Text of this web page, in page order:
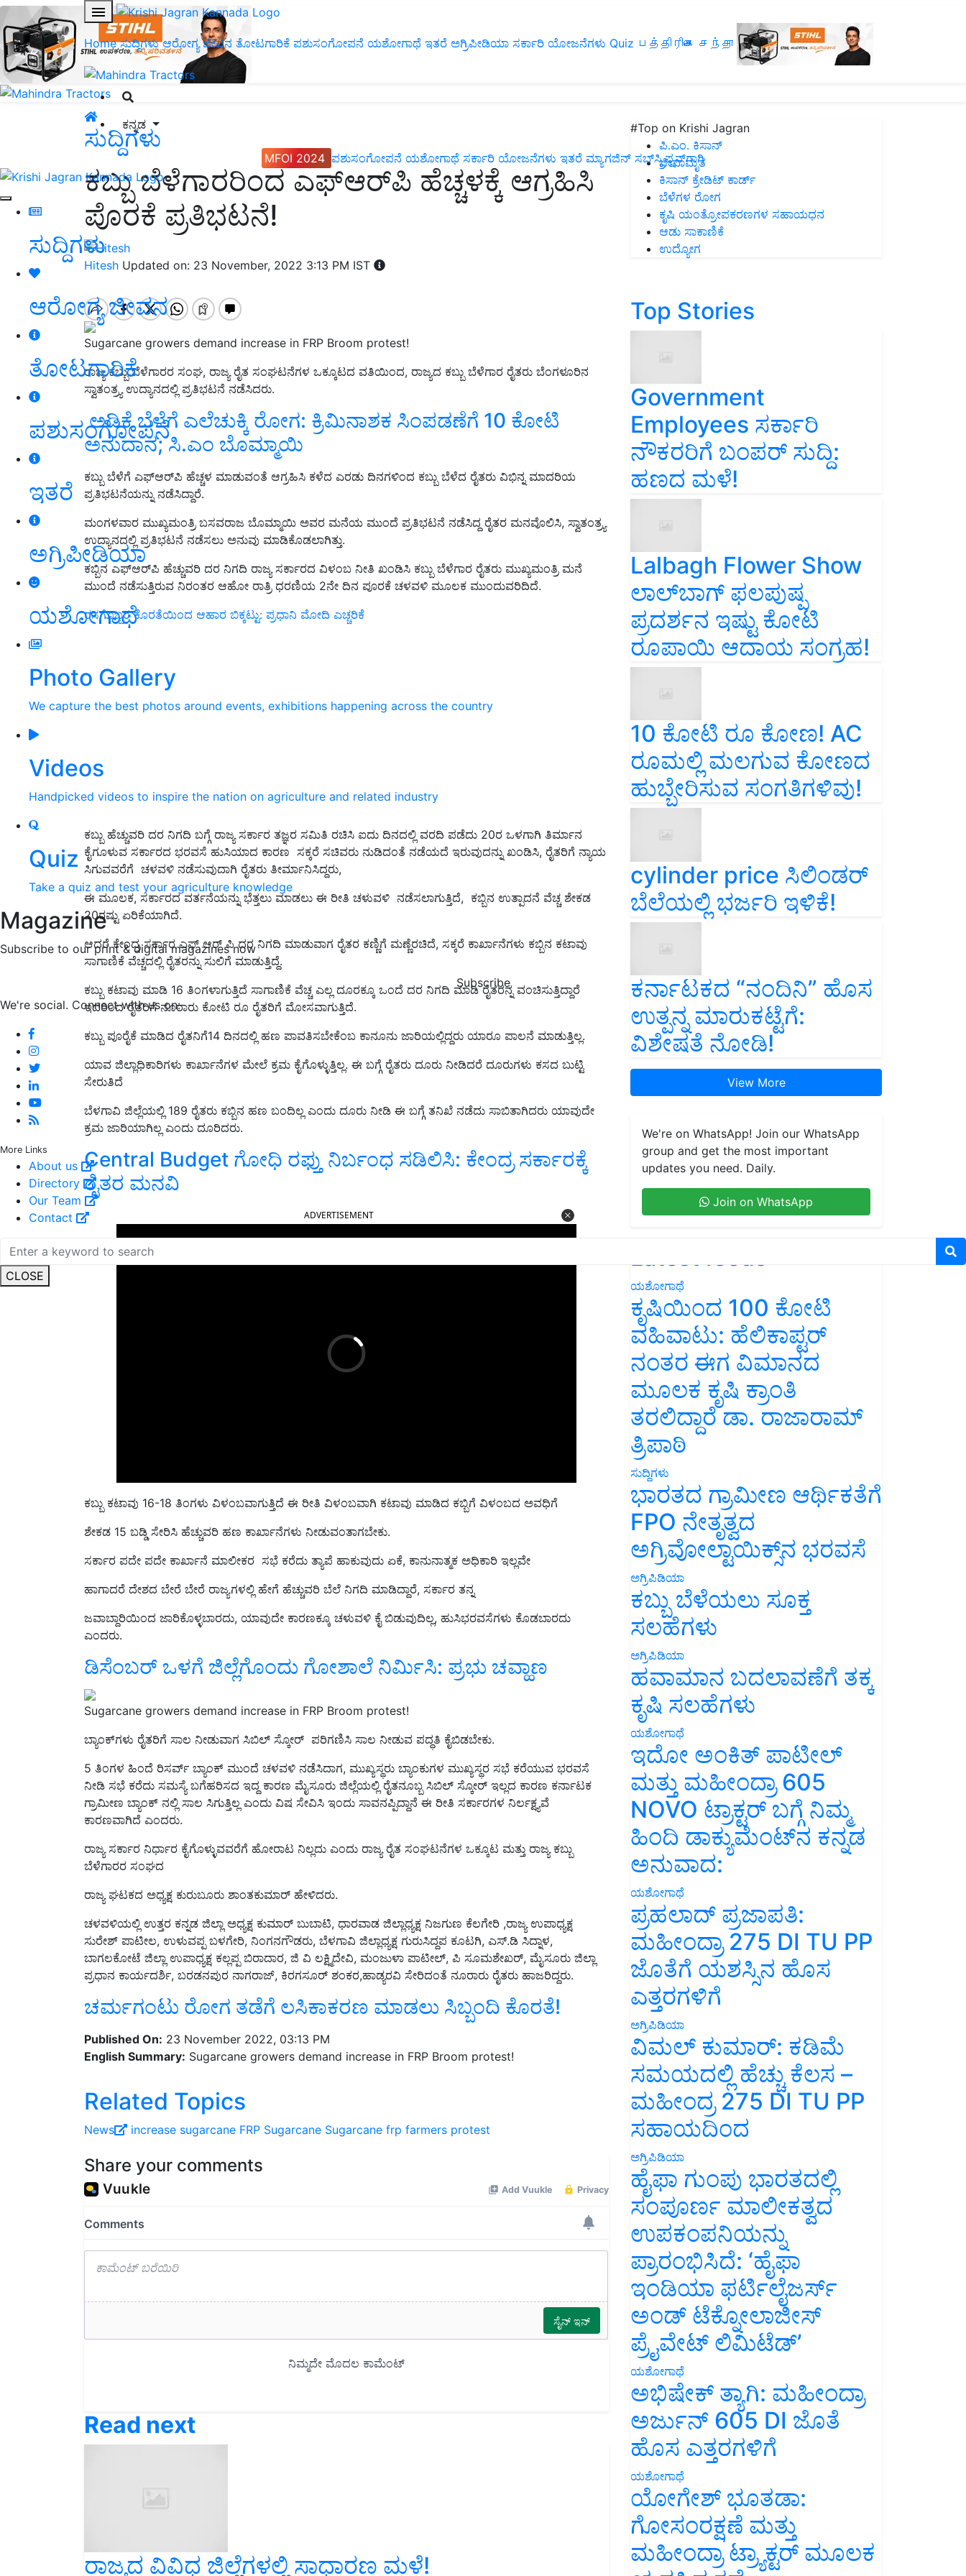
Home ಸುದ್ದಿಗಳು ಆರೋಗ್ಯ ಜೀವನ ತೋಟಗಾರಿಕೆ ಪಶುಸಂಗೋಪನೆ ಯಶೋಗಾಥೆ ಇತರೆ ಅಗ್ರಿಪೀಡಿಯಾ ಸರ್ಕಾರಿ ಯೋಜನೆಗಳು Quiz பத்திரிகை சந்தா
ಕನ್ನಡ
MFOI 2024 ಪಶುಸಂಗೋಪನೆ ಯಶೋಗಾಥೆ ಸರ್ಕಾರಿ ಯೋಜನೆಗಳು ಇತರೆ ಮ್ಯಾಗಜಿನ್‌ ಸಬ್‌ಸ್ಕ್ರಿಪ್ಷನ್‌ಗಾಗಿ
ಸುದ್ದಿಗಳು
ಆರೋಗ್ಯ ಜೀವನ
ತೋಟಗಾರಿಕೆ
ಪಶುಸಂಗೋಪನೆ
ಇತರೆ
ಅಗ್ರಿಪೀಡಿಯಾ
ಯಶೋಗಾಥೆ
Photo Gallery
We capture the best photos around events, exhibitions happening across the country
Videos
Handpicked videos to inspire the nation on agriculture and related industry
Quiz
Take a quiz and test your agriculture knowledge
Magazine
Subscribe to our print & digital magazines now
Subscribe
We're social. Connect with us on:
More Links
About us
Directory
Our Team
Contact
CLOSE
ಸುದ್ದಿಗಳು
ಕಬ್ಬು ಬೆಳೆಗಾರರಿಂದ ಎಫ್‌ಆರ್‌ಪಿ ಹೆಚ್ಚಳಕ್ಕೆ ಆಗ್ರಹಿಸಿ
ಪೊರಕೆ ಪ್ರತಿಭಟನೆ!
Hitesh Updated on: 23 November, 2022 3:13 PM IST
Sugarcane growers demand increase in FRP Broom protest!
ರಾಜ್ಯ ಕಬ್ಬು ಬೆಳೆಗಾರರ ಸಂಘ, ರಾಜ್ಯ ರೈತ ಸಂಘಟನೆಗಳ ಒಕ್ಕೂಟದ ವತಿಯಿಂದ, ರಾಜ್ಯದ ಕಬ್ಬು ಬೆಳೆಗಾರ ರೈತರು ಬೆಂಗಳೂರಿನ
ಸ್ವಾತಂತ್ರ್ಯ ಉದ್ಯಾನದಲ್ಲಿ ಪ್ರತಿಭಟನೆ ನಡೆಸಿದರು.
ಅಡಿಕೆ ಬೆಳೆಗೆ ಎಲೆಚುಕ್ಕಿ ರೋಗ: ಕ್ರಿಮಿನಾಶಕ ಸಿಂಪಡಣೆಗೆ 10 ಕೋಟಿ
ಅನುದಾನ; ಸಿ.ಎಂ ಬೊಮ್ಮಾಯಿ
ಕಬ್ಬು ಬೆಳೆಗೆ ಎಫ್‌ಆರ್‌ಪಿ ಹೆಚ್ಚಳ ಮಾಡುವಂತೆ ಆಗ್ರಹಿಸಿ ಕಳೆದ ಎರಡು ದಿನಗಳಿಂದ ಕಬ್ಬು ಬೆಳೆದ ರೈತರು ವಿಭಿನ್ನ ಮಾದರಿಯ
ಪ್ರತಿಭಟನೆಯನ್ನು ನಡೆಸಿದ್ದಾರೆ.
ಮಂಗಳವಾರ ಮುಖ್ಯಮಂತ್ರಿ ಬಸವರಾಜ ಬೊಮ್ಮಾಯಿ ಅವರ ಮನೆಯ ಮುಂದೆ ಪ್ರತಿಭಟನೆ ನಡೆಸಿದ್ದ ರೈತರ ಮನವೊಲಿಸಿ, ಸ್ವಾತಂತ್ರ್ಯ
ಉದ್ಯಾನದಲ್ಲಿ ಪ್ರತಿಭಟನೆ ನಡೆಸಲು ಅನುವು ಮಾಡಿಕೊಡಲಾಗಿತ್ತು.
ಕಬ್ಬಿನ ಎಫ್‌ಆರ್‌ಪಿ ಹೆಚ್ಚುವರಿ ದರ ನಿಗದಿ ರಾಜ್ಯ ಸರ್ಕಾರದ ವಿಳಂಬ ನೀತಿ ಖಂಡಿಸಿ ಕಬ್ಬು ಬೆಳೆಗಾರ ರೈತರು ಮುಖ್ಯಮಂತ್ರಿ ಮನೆ
ಮುಂದೆ ನಡೆಸುತ್ತಿರುವ ನಿರಂತರ ಆಹೋ ರಾತ್ರಿ ಧರಣಿಯ 2ನೇ ದಿನ ಪೂರಕೆ ಚಳವಳಿ ಮೂಲಕ ಮುಂದುವರಿದಿದೆ.
ರಸಗೊಬ್ಬರ ಕೊರತೆಯಿಂದ ಆಹಾರ ಬಿಕ್ಕಟ್ಟು: ಪ್ರಧಾನಿ ಮೋದಿ ಎಚ್ಚರಿಕೆ
ಕಬ್ಬು ಹೆಚ್ಚುವರಿ ದರ ನಿಗದಿ ಬಗ್ಗೆ ರಾಜ್ಯ ಸರ್ಕಾರ ತಜ್ಞರ ಸಮಿತಿ ರಚಿಸಿ ಐದು ದಿನದಲ್ಲಿ ವರದಿ ಪಡೆದು 20ರ ಒಳಗಾಗಿ ತಿರ್ಮಾನ
ಕೈಗೂಳುವ ಸರ್ಕಾರದ ಭರವಸೆ ಹುಸಿಯಾದ ಕಾರಣ ಸಕ್ಕರೆ ಸಚಿವರು ನುಡಿದಂತೆ ನಡೆಯದೆ ಇರುವುದನ್ನು ಖಂಡಿಸಿ, ರೈತರಿಗೆ ನ್ಯಾಯ
ಸಿಗುವವರೆಗೆ ಚಳವಳಿ ನಡೆಸುವುದಾಗಿ ರೈತರು ತೀರ್ಮಾನಿಸಿದ್ದರು,
ಈ ಮೂಲಕ, ಸರ್ಕಾರದ ವರ್ತನೆಯನ್ನು ಭೆತ್ತಲು ಮಾಡಲು ಈ ರೀತಿ ಚಳುವಳಿ ನಡೆಸಲಾಗುತ್ತಿದೆ, ಕಬ್ಬಿನ ಉತ್ಪಾದನೆ ವೆಚ್ಚ ಶೇಕಡ
20ರಷ್ಟು ಏರಿಕೆಯಾಗಿದೆ.
ಆದರೆ ಕೇಂದ್ರ ಸರ್ಕಾರ ಎಫ್ ಆರ್ ಪಿ ದರ ನಿಗದಿ ಮಾಡುವಾಗ ರೈತರ ಕಣ್ಣಿಗೆ ಮಣ್ಣೆರಚಿದೆ, ಸಕ್ಕರೆ ಕಾರ್ಖಾನೆಗಳು ಕಬ್ಬಿನ ಕಟಾವು
ಸಾಗಾಣಿಕೆ ವೆಚ್ಚದಲ್ಲಿ ರೈತರನ್ನು ಸುಲಿಗೆ ಮಾಡುತ್ತಿದ್ದೆ.
ಕಬ್ಬು ಕಟಾವು ಮಾಡಿ 16 ತಿಂಗಳಾಗುತ್ತಿದೆ ಸಾಗಾಣಿಕೆ ವೆಚ್ಚ ಎಲ್ಲ ದೂರಕ್ಕೂ ಒಂದೆ ದರ ನಿಗದಿ ಮಾಡಿ ರೈತರನ್ನ ವಂಚಿಸುತ್ತಿದ್ದಾರೆ
ಇದರಿಂದ ರೈತರಿಗೆ ನೂರಾರು ಕೋಟಿ ರೂ ರೈತರಿಗೆ ಮೋಸವಾಗುತ್ತಿದೆ.
ಕಬ್ಬು ಪೂರೈಕೆ ಮಾಡಿದ ರೈತನಿಗೆ14 ದಿನದಲ್ಲಿ ಹಣ ಪಾವತಿಸಬೇಕೆಂಬ ಕಾನೂನು ಜಾರಿಯಲ್ಲಿದ್ದರು ಯಾರೂ ಪಾಲನೆ ಮಾಡುತ್ತಿಲ್ಲ.
ಯಾವ ಜಿಲ್ಲಾಧಿಕಾರಿಗಳು ಕಾರ್ಖಾನೆಗಳ ಮೇಲೆ ಕ್ರಮ ಕೈಗೊಳ್ಳುತ್ತಿಲ್ಲ. ಈ ಬಗ್ಗೆ ರೈತರು ದೂರು ನೀಡಿದರೆ ದೂರುಗಳು ಕಸದ ಬುಟ್ಟಿ
ಸೇರುತಿದೆ
ಬೆಳಗಾವಿ ಜಿಲ್ಲೆಯಲ್ಲಿ 189 ರೈತರು ಕಬ್ಬಿನ ಹಣ ಬಂದಿಲ್ಲ ಎಂದು ದೂರು ನೀಡಿ ಈ ಬಗ್ಗೆ ತನಿಖೆ ನಡೆದು ಸಾಬಿತಾಗಿದರು ಯಾವುದೇ
ಕ್ರಮ ಜಾರಿಯಾಗಿಲ್ಲ ಎಂದು ದೂರಿದರು.
Central Budget ಗೋಧಿ ರಫ್ತು ನಿರ್ಬಂಧ ಸಡಿಲಿಸಿ: ಕೇಂದ್ರ ಸರ್ಕಾರಕ್ಕೆ
ರೈತರ ಮನವಿ
ADVERTISEMENT
ಕಬ್ಬು ಕಟಾವು 16-18 ತಿಂಗಳು ವಿಳಂಬವಾಗುತ್ತಿದೆ ಈ ರೀತಿ ವಿಳಂಬವಾಗಿ ಕಟಾವು ಮಾಡಿದ ಕಬ್ಬಿಗೆ ವಿಳಂಬದ ಅವಧಿಗೆ
ಶೇಕಡ 15 ಬಡ್ಡಿ ಸೇರಿಸಿ ಹೆಚ್ಚುವರಿ ಹಣ ಕಾರ್ಖಾನೆಗಳು ನೀಡುವಂತಾಗಬೇಕು.
ಸರ್ಕಾರ ಪದೇ ಪದೇ ಕಾರ್ಖಾನೆ ಮಾಲೀಕರ ಸಭೆ ಕರೆದು ತ್ಯಾಪೆ ಹಾಕುವುದು ಏಕೆ, ಕಾನುನಾತ್ಮಕ ಅಧಿಕಾರಿ ಇಲ್ಲವೇ
ಹಾಗಾದರೆ ದೇಶದ ಬೇರೆ ಬೇರೆ ರಾಜ್ಯಗಳಲ್ಲಿ ಹೇಗೆ ಹೆಚ್ಚುವರಿ ಬೆಲೆ ನಿಗದಿ ಮಾಡಿದ್ದಾರೆ, ಸರ್ಕಾರ ತನ್ನ
ಜವಾಬ್ದಾರಿಯಿಂದ ಜಾರಿಕೊಳ್ಳಬಾರದು, ಯಾವುದೇ ಕಾರಣಕ್ಕೂ ಚಳುವಳಿ ಕೈ ಬಿಡುವುದಿಲ್ಲ, ಹುಸಿಭರವಸೆಗಳು ಕೊಡಬಾರದು
ಎಂದರು.
ಡಿಸೆಂಬರ್‌ ಒಳಗೆ ಜಿಲ್ಲೆಗೊಂದು ಗೋಶಾಲೆ ನಿರ್ಮಿಸಿ: ಪ್ರಭು ಚವ್ಹಾಣ
Sugarcane growers demand increase in FRP Broom protest!
ಬ್ಯಾಂಕ್‌ಗಳು ರೈತರಿಗೆ ಸಾಲ ನೀಡುವಾಗ ಸಿಬಿಲ್ ಸ್ಕೋರ್ ಪರಿಗಣಿಸಿ ಸಾಲ ನೀಡುವ ಪದ್ಧತಿ ಕೈಬಿಡಬೇಕು.
5 ತಿಂಗಳ ಹಿಂದೆ ರಿಸರ್ವ್ ಬ್ಯಾಂಕ್ ಮುಂದೆ ಚಳವಳಿ ನಡೆಸಿದಾಗ, ಮುಖ್ಯಸ್ಥರು ಬ್ಯಾಂಕುಗಳ ಮುಖ್ಯಸ್ಥರ ಸಭೆ ಕರೆಯುವ ಭರವಸೆ
ನೀಡಿ ಸಭೆ ಕರೆದು ಸಮಸ್ಯೆ ಬಗೆಹರಿಸದ ಇದ್ದ ಕಾರಣ ಮೈಸೂರು ಜಿಲ್ಲೆಯಲ್ಲಿ ರೈತನೂಬ್ಬ ಸಿಬಿಲ್ ಸ್ಕೋರ್ ಇಲ್ಲದ ಕಾರಣ ಕರ್ನಾಟಕ
ಗ್ರಾಮೀಣ ಬ್ಯಾಂಕ್ ನಲ್ಲಿ ಸಾಲ ಸಿಗುತ್ತಿಲ್ಲ ಎಂದು ವಿಷ ಸೇವಿಸಿ ಇಂದು ಸಾವನಪ್ಪಿದ್ದಾನೆ ಈ ರೀತಿ ಸರ್ಕಾರಗಳ ನಿರ್ಲಕ್ಷ್ಯವೆ
ಕಾರಣವಾಗಿದೆ ಎಂದರು.
ರಾಜ್ಯ ಸರ್ಕಾರ ನಿರ್ಧಾರ ಕೈಗೊಳ್ಳುವವರೆಗೆ ಹೋರಾಟ ನಿಲ್ಲದು ಎಂದು ರಾಜ್ಯ ರೈತ ಸಂಘಟನೆಗಳ ಒಕ್ಕೂಟ ಮತ್ತು ರಾಜ್ಯ ಕಬ್ಬು
ಬೆಳೆಗಾರರ ಸಂಘದ
ರಾಜ್ಯ ಘಟಕದ ಅಧ್ಯಕ್ಷ ಕುರುಬೂರು ಶಾಂತಕುಮಾರ್ ಹೇಳಿದರು.
ಚಳವಳಿಯಲ್ಲಿ ಉತ್ತರ ಕನ್ನಡ ಜಿಲ್ಲಾ ಅಧ್ಯಕ್ಷ ಕುಮಾರ್ ಬುಬಾಟಿ, ಧಾರವಾಡ ಜಿಲ್ಲಾಧ್ಯಕ್ಷ ನಿಜಗುಣ ಕೆಲಗೇರಿ ,ರಾಜ್ಯ ಉಪಾಧ್ಯಕ್ಷ
ಸುರೇಶ್ ಪಾಟೀಲ, ಉಳುವಪ್ಪ ಬಳಗೇರಿ, ನಿಂಗನಗೌಡರು, ಬೆಳಗಾವಿ ಜಿಲ್ಲಾಧ್ಯಕ್ಷ ಗುರುಸಿದ್ದಪ ಕೂಟಗಿ, ಎಸ್.ಡಿ ಸಿದ್ನಾಳ,
ಬಾಗಲಕೋಟೆ ಜಿಲ್ಲಾ ಉಪಾಧ್ಯಕ್ಷ ಕಲ್ಲಪ್ಪ ಬಿರಾದಾರ, ಜಿ ವಿ ಲಕ್ಷ್ಮಿದೇವಿ, ಮಂಜುಳಾ ಪಾಟೀಲ್, ಪಿ ಸೂಮಶೇಖರ್, ಮೈಸೂರು ಜಿಲ್ಲಾ
ಪ್ರಧಾನ ಕಾರ್ಯದರ್ಶಿ, ಬರಡನಪುರ ನಾಗರಾಜ್, ಕಿರಗಸೂರ್ ಶಂಕರ,ಹಾಡ್ಯರವಿ ಸೇರಿದಂತೆ ನೂರಾರು ರೈತರು ಹಾಜರಿದ್ದರು.
ಚರ್ಮಗಂಟು ರೋಗ ತಡೆಗೆ ಲಸಿಕಾಕರಣ ಮಾಡಲು ಸಿಬ್ಬಂದಿ ಕೊರತೆ!
Published On: 23 November 2022, 03:13 PM
English Summary: Sugarcane growers demand increase in FRP Broom protest!
Related Topics
News increase sugarcane FRP Sugarcane Sugarcane frp farmers protest
Share your comments
Read next
ರಾಜ್ಯದ ವಿವಿಧ ಜಿಲ್ಲೆಗಳಲ್ಲಿ ಸಾಧಾರಣ ಮಳೆ!
#Top on Krishi Jagran
ಪಿ.ಎಂ. ಕಿಸಾನ್
ಜೀವಾಮೃತ
ಕಿಸಾನ್ ಕ್ರೇಡಿಟ್ ಕಾರ್ಡ್
ಬೆಳೆಗಳ ರೋಗ
ಕೃಷಿ ಯಂತ್ರೋಪಕರಣಗಳ ಸಹಾಯಧನ
ಆಡು ಸಾಕಾಣಿಕೆ
ಉದ್ಯೋಗ
Top Stories
Government
Employees ಸರ್ಕಾರಿ
ನೌಕರರಿಗೆ ಬಂಪರ್‌ ಸುದ್ದಿ:
ಹಣದ ಮಳೆ!
Lalbagh Flower Show
ಲಾಲ್‌ಬಾಗ್ ಫಲಪುಷ್ಪ
ಪ್ರದರ್ಶನ ಇಷ್ಟು ಕೋಟಿ
ರೂಪಾಯಿ ಆದಾಯ ಸಂಗ್ರಹ!
10 ಕೋಟಿ ರೂ ಕೋಣ! AC
ರೂಮಲ್ಲಿ ಮಲಗುವ ಕೋಣದ
ಹುಬ್ಬೇರಿಸುವ ಸಂಗತಿಗಳಿವು!
cylinder price ಸಿಲಿಂಡರ್‌
ಬೆಲೆಯಲ್ಲಿ ಭರ್ಜರಿ ಇಳಿಕೆ!
ಕರ್ನಾಟಕದ “ನಂದಿನಿ” ಹೊಸ
ಉತ್ಪನ್ನ ಮಾರುಕಟ್ಟೆಗೆ:
ವಿಶೇಷತೆ ನೋಡಿ!
View More
We're on WhatsApp! Join our WhatsApp
group and get the most important
updates you need. Daily.
Join on WhatsApp
Latest feeds
ಯಶೋಗಾಥೆ
ಕೃಷಿಯಿಂದ 100 ಕೋಟಿ
ವಹಿವಾಟು: ಹೆಲಿಕಾಪ್ಟರ್
ನಂತರ ಈಗ ವಿಮಾನದ
ಮೂಲಕ ಕೃಷಿ ಕ್ರಾಂತಿ
ತರಲಿದ್ದಾರೆ ಡಾ. ರಾಜಾರಾಮ್
ತ್ರಿಪಾಠಿ
ಸುದ್ದಿಗಳು
ಭಾರತದ ಗ್ರಾಮೀಣ ಆರ್ಥಿಕತೆಗೆ
FPO ನೇತೃತ್ವದ
ಅಗ್ರಿವೋಲ್ಟಾಯಿಕ್ಸ್‌ನ ಭರವಸೆ
ಅಗ್ರಿಪಿಡಿಯಾ
ಕಬ್ಬು ಬೆಳೆಯಲು ಸೂಕ್ತ
ಸಲಹೆಗಳು
ಅಗ್ರಿಪಿಡಿಯಾ
ಹವಾಮಾನ ಬದಲಾವಣೆಗೆ ತಕ್ಕ
ಕೃಷಿ ಸಲಹೆಗಳು
ಯಶೋಗಾಥೆ
ಇದೋ ಅಂಕಿತ್ ಪಾಟೀಲ್
ಮತ್ತು ಮಹೀಂದ್ರಾ 605
NOVO ಟ್ರಾಕ್ಟರ್ ಬಗ್ಗೆ ನಿಮ್ಮ
ಹಿಂದಿ ಡಾಕ್ಯುಮೆಂಟ್‌ನ ಕನ್ನಡ
ಅನುವಾದ:
ಯಶೋಗಾಥೆ
ಪ್ರಹಲಾದ್ ಪ್ರಜಾಪತಿ:
ಮಹೀಂದ್ರಾ 275 DI TU PP
ಜೊತೆಗೆ ಯಶಸ್ಸಿನ ಹೊಸ
ಎತ್ತರಗಳಿಗೆ
ಅಗ್ರಿಪಿಡಿಯಾ
ವಿಮಲ್ ಕುಮಾರ್: ಕಡಿಮೆ
ಸಮಯದಲ್ಲಿ ಹೆಚ್ಚು ಕೆಲಸ –
ಮಹೀಂದ್ರ 275 DI TU PP
ಸಹಾಯದಿಂದ
ಅಗ್ರಿಪಿಡಿಯಾ
ಹೈಫಾ ಗುಂಪು ಭಾರತದಲ್ಲಿ
ಸಂಪೂರ್ಣ ಮಾಲೀಕತ್ವದ
ಉಪಕಂಪನಿಯನ್ನು
ಪ್ರಾರಂಭಿಸಿದೆ: ‘ಹೈಫಾ
ಇಂಡಿಯಾ ಫರ್ಟಿಲೈಜರ್ಸ್
ಅಂಡ್ ಟೆಕ್ನೋಲಾಜೀಸ್
ಪ್ರೈವೇಟ್ ಲಿಮಿಟೆಡ್’
ಯಶೋಗಾಥೆ
ಅಭಿಷೇಕ್ ತ್ಯಾಗಿ: ಮಹೀಂದ್ರಾ
ಅರ್ಜುನ್ 605 DI ಜೊತೆ
ಹೊಸ ಎತ್ತರಗಳಿಗೆ
ಯಶೋಗಾಥೆ
ಯೋಗೇಶ್ ಭೂತಡಾ:
ಗೋಸಂರಕ್ಷಣೆ ಮತ್ತು
ಮಹೀಂದ್ರಾ ಟ್ರ್ಯಾಕ್ಟರ್ ಮೂಲಕ